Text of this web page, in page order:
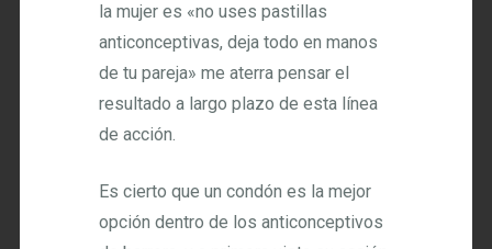
la mujer es «no uses pastillas
anticonceptivas, deja todo en manos
de tu pareja» me aterra pensar el
resultado a largo plazo de esta línea
de acción.
Es cierto que un condón es la mejor
opción dentro de los anticonceptivos